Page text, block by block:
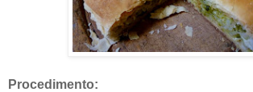
Procedimento: